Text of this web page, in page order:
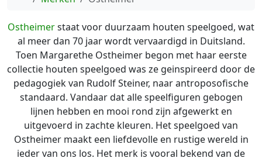
Ostheimerstaat voor duurzaam houten speelgoed, wat
al meer dan 70 jaar wordt vervaardigd in Duitsland.
Toen Margarethe Ostheimer begon met haar eerste
collectie houten speelgoed was ze geinspireerd door de
pedagogiek van Rudolf Steiner, naar antroposofische
standaard. Vandaar dat alle speelfiguren gebogen
lijnen hebben en mooi rond zijn afgewerkt en
uitgevoerd in zachte kleuren. Het speelgoed van
Ostheimer maakt een liefdevolle en rustige wereld in
ieder van ons los. Het merk is vooral bekend van de